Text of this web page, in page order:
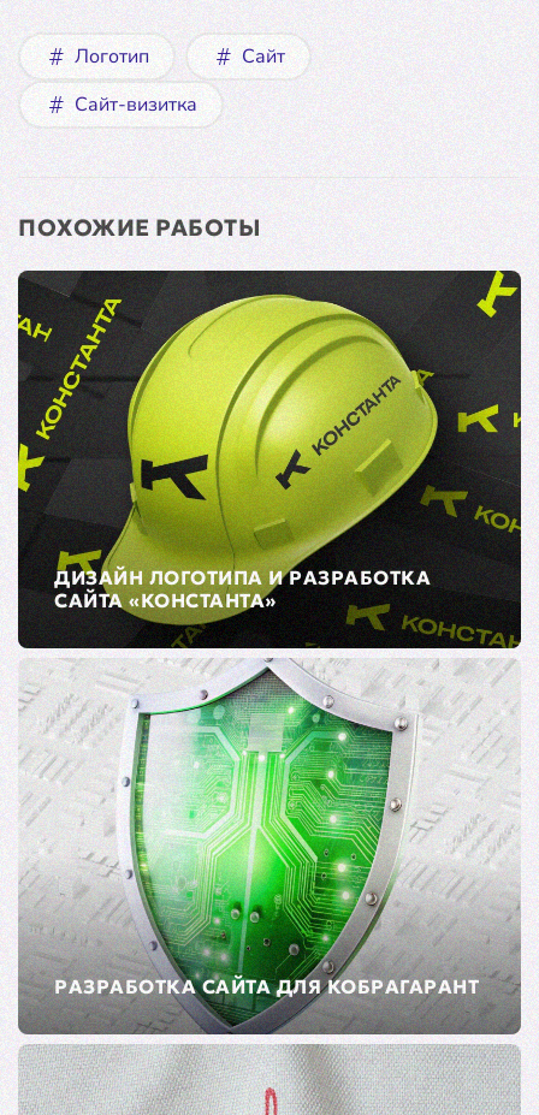
Логотип
Сайт
Сайт-визитка
ПОХОЖИЕ РАБОТЫ
ДИЗАЙН ЛОГОТИПА И РАЗРАБОТКА
САЙТА «КОНСТАНТА»
РАЗРАБОТКА САЙТА ДЛЯ КОБРАГАРАНТ